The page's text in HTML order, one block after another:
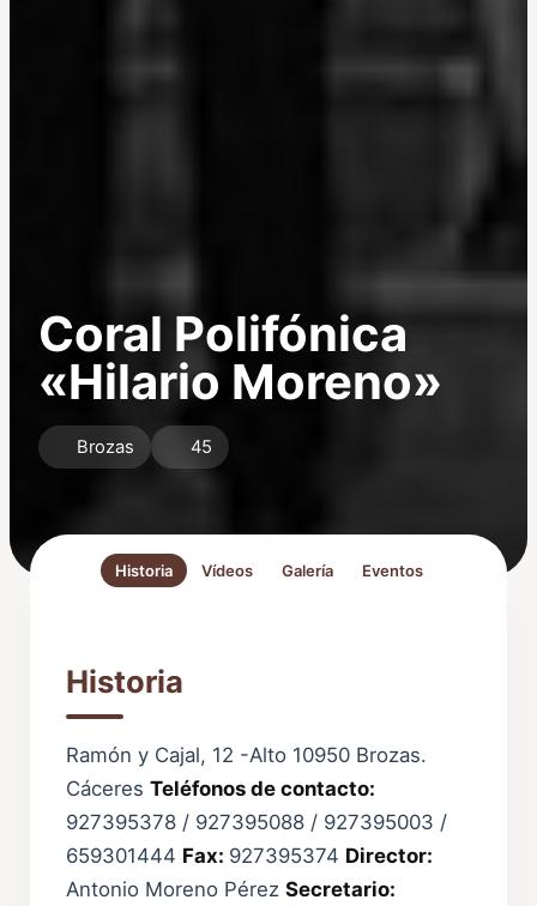
Coral Polifónica
«Hilario Moreno»
Brozas 45
Historia Vídeos Galería Eventos
Historia
Ramón y Cajal, 12 -Alto 10950 Brozas.
CáceresTeléfonos de contacto:
927395378 / 927395088 / 927395003 /
659301444 Fax: 927395374 Director:
Antonio Moreno PérezSecretario: